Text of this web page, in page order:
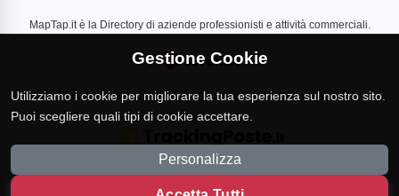
MapTap.it è la Directory di aziende professionisti e attività commerciali.
Loverlist.com è il comparatore di prezzo CSS certificato Google
Gestione Cookie
Utilizziamo i cookie per migliorare la tua esperienza sul nostro sito.
Puoi scegliere quali tipi di cookie accettare.
Personalizza